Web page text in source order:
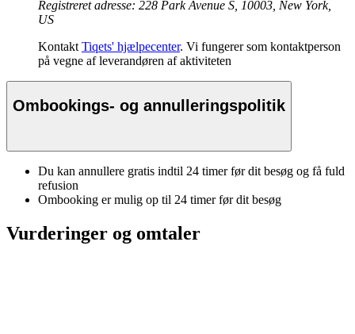
Registreret adresse: 228 Park Avenue S, 10003, New York,
US
Kontakt Tiqets' hjælpecenter. Vi fungerer som kontaktperson
på vegne af leverandøren af aktiviteten
Ombookings- og annulleringspolitik
Du kan annullere gratis indtil 24 timer før dit besøg og få fuld
refusion
Ombooking er mulig op til 24 timer før dit besøg
Vurderinger og omtaler